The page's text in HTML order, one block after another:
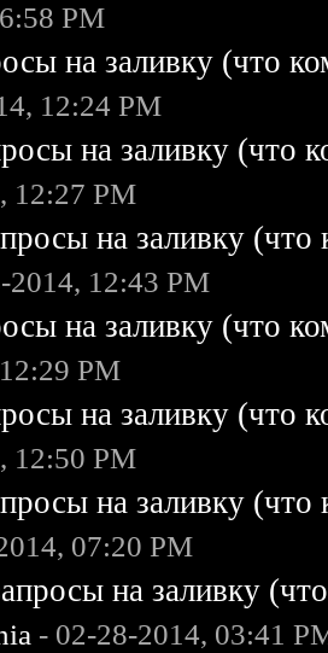
PM
на заливку (что
12:24 PM
на заливку (что
12:27 PM
на заливку
2014, 12:43 PM
на заливку (что
PM
на заливку (что
12:50 PM
на заливку
07:20 PM
на заливку
- 02-28-2014, 03:41